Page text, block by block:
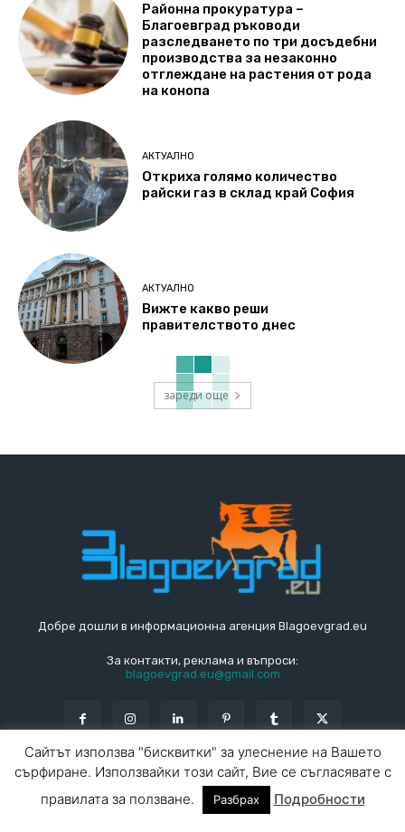
Районна прокуратура –
Благоевград ръководи
разследването по три досъдебни
производства за незаконно
отглеждане на растения от рода
на конопа
АКТУАЛНО
Откриха голямо количество
райски газ в склад край София
АКТУАЛНО
Вижте какво реши
правителството днес
зареди още
Добре дошли в информационна агенция Blagoevgrad.eu
За контакти, реклама и въпроси:
blagoevgrad.eu@gmail.com
© Blagoevgrad.EU 2010 - 2026 Общи условия |
СПРАВОЧНИК
Сайтът използва "бисквитки" за улеснение на Вашето
сърфиране. Използвайки този сайт, Вие се съгласявате с
правилата за ползване.
Разбрах Подробности